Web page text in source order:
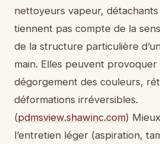
nettoyeurs vapeur,
tiennent pas compte de la
de la structure particulière
main. Elles peuvent
dégorgement des couleurs,
déformations irréversibles.
(pdmsview.shawinc.com)
l’entretien léger (aspiration,